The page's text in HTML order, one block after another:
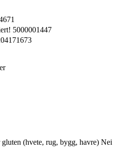
5000001447
(hvete, rug, bygg, havre) Nei